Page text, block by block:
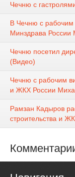
Чечню с
В Чечню с рабочим
Минздрава
Чечню посетил
(Видео)
Чечню с рабочим
и ЖКХ России
Рамзан Кадыров
строительства и